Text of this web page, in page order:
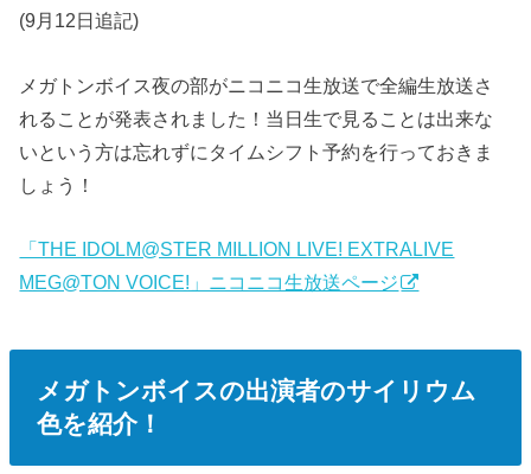
(9月12日追記)
メガトンボイス夜の部がニコニコ生放送で全編生放送さ
れることが発表されました！ 当日生で見ることは出来な
いという方は忘れずにタイムシフト予約を行っておきま
しょう！
「THE IDOLM@STER MILLION LIVE! EXTRALIVE
MEG@TON VOICE!」ニコニコ生放送ページ
メガトンボイスの出演者のサイリウム
色を紹介！